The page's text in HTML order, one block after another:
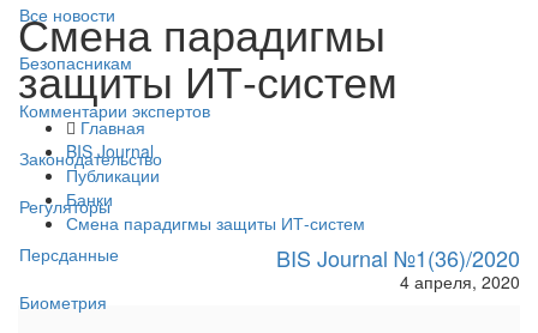
Все новости
Безопасникам
Комментарии экспертов
Законодательство
Регуляторы
Персданные
Биометрия
Смена парадигмы
защиты ИТ-систем
Главная
BIS Journal
Публикации
Банки
Смена парадигмы защиты ИТ-систем
BIS Journal №1(36)/2020
4 апреля, 2020